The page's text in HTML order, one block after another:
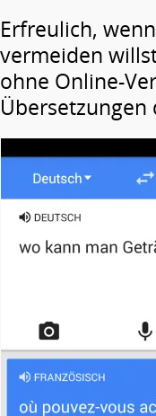
Erfreulich,
vermeiden
ohne Online-
Übersetzungen